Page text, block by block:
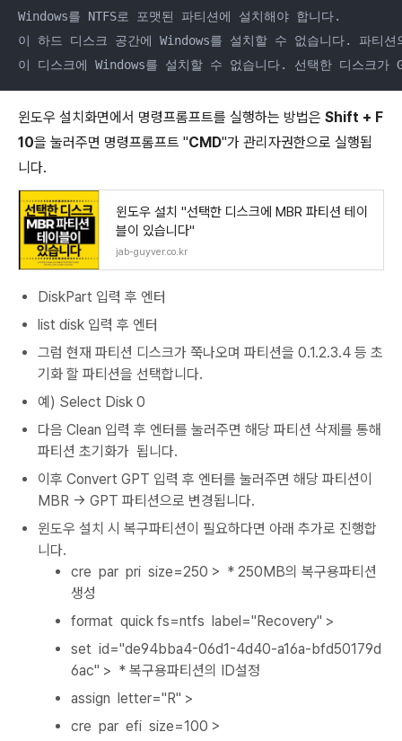
Windows를 NTFS로 포맷된 파티션에 설치해야 합니다.
이 하드 디스크 공간에 Windows를 설치할 수 없습니다. 파티
이 디스크에 Windows를 설치할 수 없습니다. 선택한 디스크가
윈도우 설치화면에서 명령프롬프트를 실행하는 방법은 Shift + F
10을 눌러주면 명령프롬프트 "CMD"가 관리자권한으로 실행됩
니다.
윈도우 설치 "선택한 디스크에 MBR 파티션 테이
블이 있습니다"
jab-guyver.co.kr
DiskPart 입력 후 엔터
list disk 입력 후 엔터
그럼 현재 파티션 디스크가 쭉나오며 파티션을 0.1.2.3.4 등 초
기화 할 파티션을 선택합니다.
예) Select Disk 0
다음 Clean 입력 후 엔터를 눌러주면 해당 파티션 삭제를 통해
파티션 초기화가 됩니다.
이후 Convert GPT 입력 후 엔터를 눌러주면 해당 파티션이
MBR -> GPT 파티션으로 변경됩니다.
윈도우 설치 시 복구파티션이 필요하다면 아래 추가로 진행합
니다.
cre par pri size=250 > * 250MB의 복구용파티션
생성
format quick fs=ntfs label="Recovery" >
set id="de94bba4-06d1-4d40-a16a-bfd50179d
6ac" > * 복구용파티션의 ID설정
assign letter="R" >
​cre par efi size=100 >